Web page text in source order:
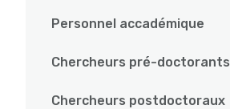
Personnel accadémique
Chercheurs pré-doctorants
Chercheurs postdoctoraux